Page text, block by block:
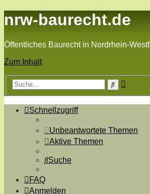
nrw-baurecht.de
Öffentliches Baurecht in Nordrhein-
Zum Inhalt
Suche
Schnellzugriff
Unbeantwortete Themen
Aktive Themen
Suche
FAQ
Anmelden